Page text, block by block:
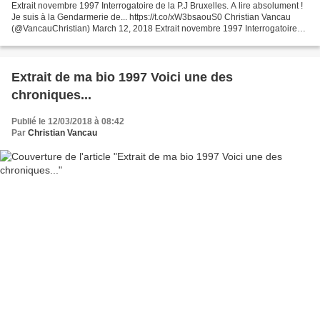
Extrait novembre 1997 Interrogatoire de la P.J Bruxelles. A lire absolument !
Je suis à la Gendarmerie de... https://t.co/xW3bsaouS0 Christian Vancau
(@VancauChristian) March 12, 2018 Extrait novembre 1997 Interrogatoire
Extrait de ma bio 1997 Voici une des
chroniques...
Publié le 12/03/2018 à 08:42
Par Christian Vancau